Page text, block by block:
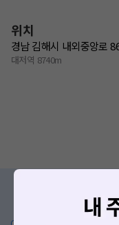
위치
경남 김해시 내외중앙로
대저역 8740m
증상/치
의